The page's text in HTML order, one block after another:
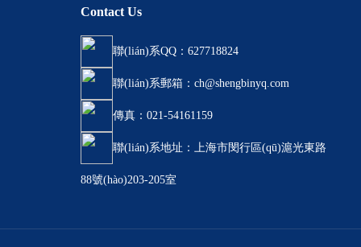
Contact Us
聯(lián)系QQ：627718824
聯(lián)系郵箱：ch@shengbinyq.com
傳真：021-54161159
聯(lián)系地址：上海市閔行區(qū)滬光東路
88號(hào)203-205室